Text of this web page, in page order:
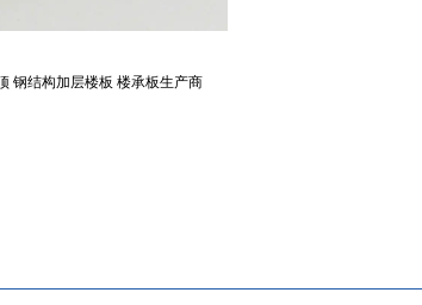
钢结构加层楼板 楼承板生产商